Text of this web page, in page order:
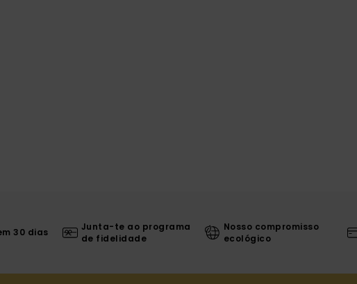
30 dias
Junta-te ao programa
de fidelidade
Nosso compromisso
ecológico